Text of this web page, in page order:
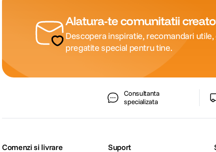
Alatura-te comunitatii
Descopera inspiratie, recomandari
pregatite special pentru tine.
Consultanta
specializata
Comenzi si livrare Suport